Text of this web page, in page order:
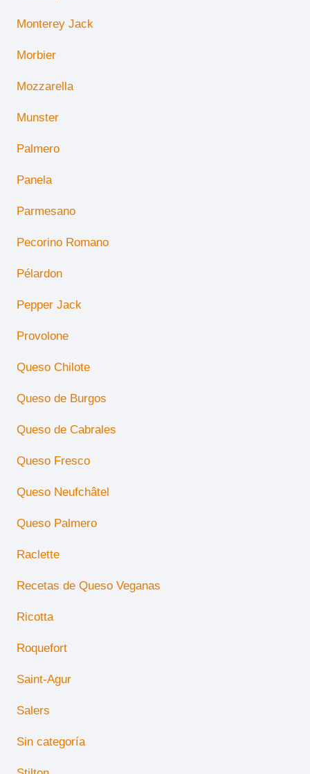
Monterey Jack
Morbier
Mozzarella
Munster
Palmero
Panela
Parmesano
Pecorino Romano
Pélardon
Pepper Jack
Provolone
Queso Chilote
Queso de Burgos
Queso de Cabrales
Queso Fresco
Queso Neufchâtel
Queso Palmero
Raclette
Recetas de Queso Veganas
Ricotta
Roquefort
Saint-Agur
Salers
Sin categoría